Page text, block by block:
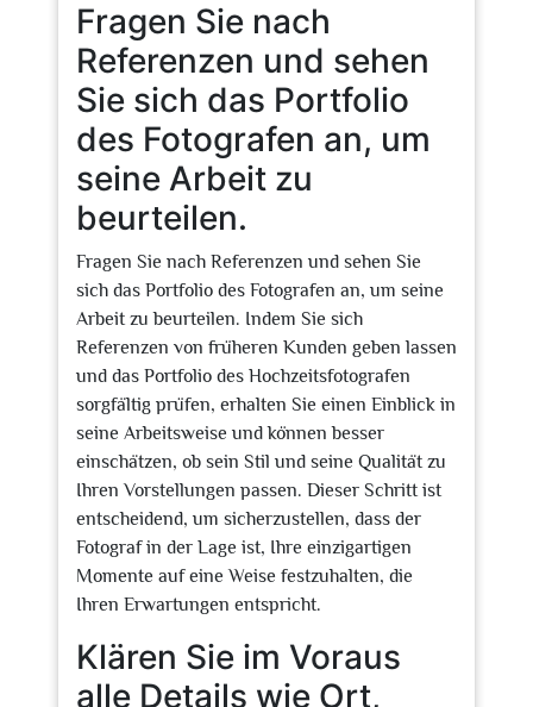
Fragen Sie nach
Referenzen und sehen
Sie sich das Portfolio
des Fotografen an, um
seine Arbeit zu
beurteilen.
Fragen Sie nach Referenzen und sehen Sie
sich das Portfolio des Fotografen an, um seine
Arbeit zu beurteilen. Indem Sie sich
Referenzen von früheren Kunden geben lassen
und das Portfolio des Hochzeitsfotografen
sorgfältig prüfen, erhalten Sie einen Einblick in
seine Arbeitsweise und können besser
einschätzen, ob sein Stil und seine Qualität zu
Ihren Vorstellungen passen. Dieser Schritt ist
entscheidend, um sicherzustellen, dass der
Fotograf in der Lage ist, Ihre einzigartigen
Momente auf eine Weise festzuhalten, die
Ihren Erwartungen entspricht.
Klären Sie im Voraus
alle Details wie Ort,